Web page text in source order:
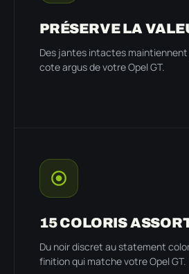
PRÉSERVE LA
Des jantes intactes maintiennent
cote argus de votre Opel GT.
15 COLORIS
Du noir discret au statement
finition qui matche votre Opel GT.